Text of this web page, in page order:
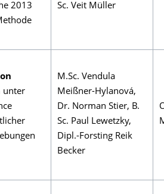
2013
Sc. Veit Müller
unter
M.Sc. Vendula
Meißner-Hylanová,
Dr. Norman Stier, B.
Sc. Paul Lewetzky,
Dipl.-Forsting Reik
Becker